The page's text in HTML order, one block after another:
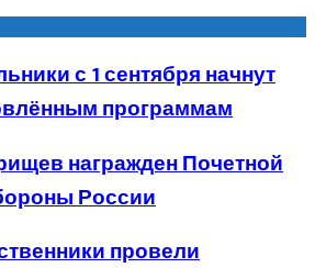
с 1 сентября начнут
программам
награжден Почетной
России
провели